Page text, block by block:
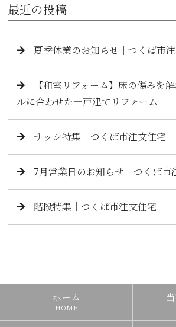
最近の投稿
夏季休業のお知らせ｜つくば市
【和室リフォーム】床の傷みを
ルに合わせた一戸建てリフォーム
サッシ特集｜つくば市注文住宅
7月営業日のお知らせ｜つくば市
階段特集｜つくば市注文住宅
ホーム
HOME